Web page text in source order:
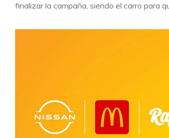
finalizar la campaña, siendo el carro para